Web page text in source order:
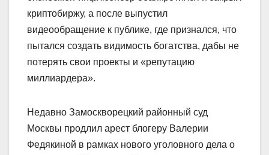
криптобиржу, а после выпустил
видеообращение к публике, где признался, что
пытался создать видимость богатства, дабы не
потерять свои проекты и «репутацию
миллиардера».
Недавно Замоскворецкий районный суд
Москвы продлил арест блогеру Валерии
Федякиной в рамках нового уголовного дела о